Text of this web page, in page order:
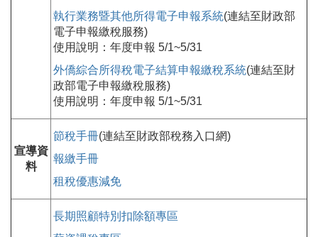
執行業務暨其他所得電子申報系統(連結至財政部
電子申報繳稅服務)
使用說明：年度申報 5/1~5/31
外僑綜合所得稅電子結算申報繳稅系統(連結至財
政部電子申報繳稅服務)
使用說明：年度申報 5/1~5/31
宣導資
料
節稅手冊(連結至財政部稅務入口網)
報繳手冊
租稅優惠減免
長期照顧特別扣除額專區